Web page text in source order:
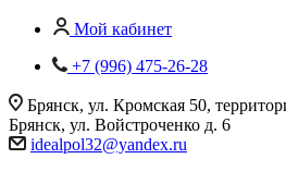
Мой кабинет
+7 (996) 475-26-28
Брянск, ул. Кромская 50,
Брянск, ул. Войстроченко д. 6
idealpol32@yandex.ru